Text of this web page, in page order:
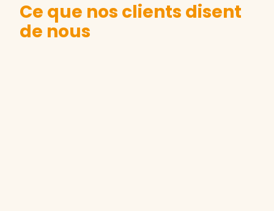
Ce que nos clients disent
de nous